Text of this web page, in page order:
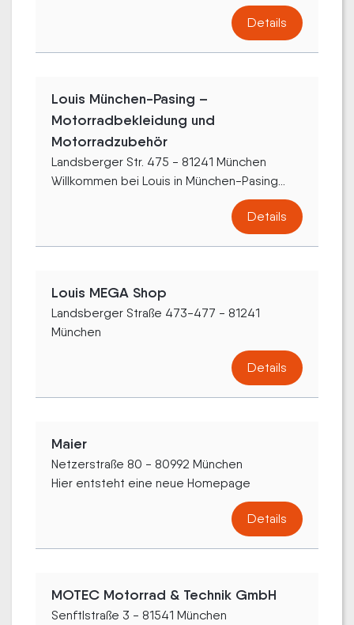
Details
Louis München-Pasing –
Motorradbekleidung und
Motorradzubehör
Landsberger Str. 475 - 81241 München
Willkommen bei Louis in München-Pasing...
Details
Louis MEGA Shop
Landsberger Straße 473-477 - 81241
München
Details
Maier
Netzerstraße 80 - 80992 München
Hier entsteht eine neue Homepage
Details
MOTEC Motorrad & Technik GmbH
Senftlstraße 3 - 81541 München